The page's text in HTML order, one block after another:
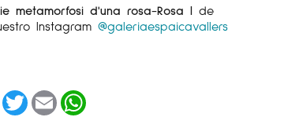
metamorfosi d'una rosa-Rosa I de
Instagram@galeriaespaicavallers
Facebook
TwitterEmail